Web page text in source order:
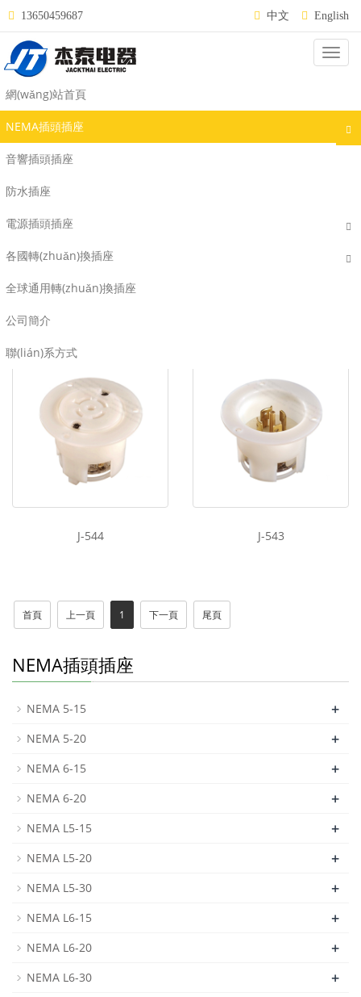
13650459687 中文 English
網(wǎng)站首頁
NEMA插頭插座
音響插頭插座
防水插座
電源插頭插座
各國轉(zhuǎn)換插座
全球通用轉(zhuǎn)換插座
公司簡介
聯(lián)系方式
NEMA L23-20
J-544 J-543
首頁 上一頁 1 下一頁 尾頁
NEMA插頭插座
NEMA 5-15 +
NEMA 5-20 +
NEMA 6-15 +
NEMA 6-20 +
NEMA L5-15 +
NEMA L5-20 +
NEMA L5-30 +
NEMA L6-15 +
NEMA L6-20 +
NEMA L6-30 +